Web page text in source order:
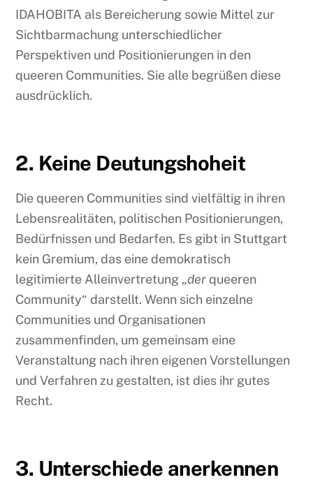
IDAHOBITA als Bereicherung sowie Mittel zur
Sichtbarmachung unterschiedlicher
Perspektiven und Positionierungen in den
queeren Communities. Sie alle begrüßen diese
ausdrücklich.
2. Keine Deutungshoheit
Die queeren Communities sind vielfältig in ihren
Lebensrealitäten, politischen Positionierungen,
Bedürfnissen und Bedarfen. Es gibt in Stuttgart
kein Gremium, das eine demokratisch
legitimierte Alleinvertretung „der queeren
Community“ darstellt. Wenn sich einzelne
Communities und Organisationen
zusammenfinden, um gemeinsam eine
Veranstaltung nach ihren eigenen Vorstellungen
und Verfahren zu gestalten, ist dies ihr gutes
Recht.
3. Unterschiede anerkennen